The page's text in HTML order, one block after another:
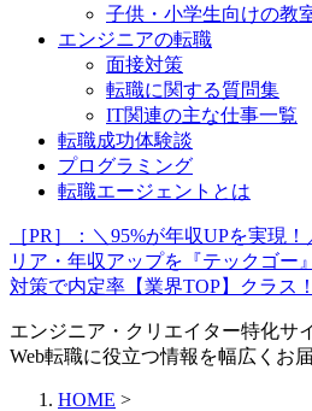
子供・小学生向けの教
エンジニアの転職
面接対策
転職に関する質問集
IT関連の主な仕事一覧
転職成功体験談
プログラミング
転職エージェントとは
［PR］：＼95%が年収UPを実現
リア・年収アップを『テックゴー
対策で内定率【業界TOP】クラス！
エンジニア・クリエイター特化サ
Web転職に役立つ情報を幅広くお届
HOME >